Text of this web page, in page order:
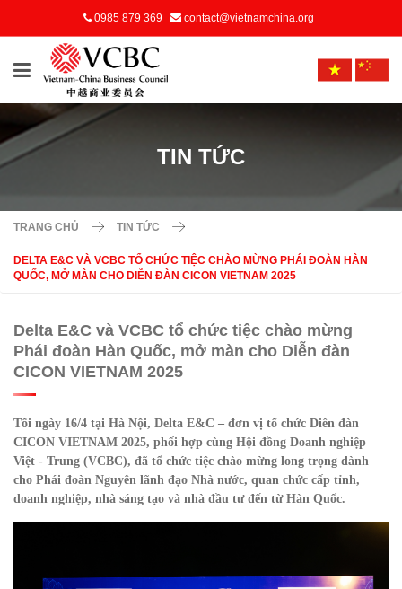
0985 879 369 contact@vietnamchina.org
TIN TỨC
TRANG CHỦ TIN TỨC
DELTA E&C VÀ VCBC TỔ CHỨC TIỆC CHÀO MỪNG PHÁI ĐOÀN HÀN
QUỐC, MỞ MÀN CHO DIỄN ĐÀN CICON VIETNAM 2025
Delta E&C và VCBC tổ chức tiệc chào mừng
Phái đoàn Hàn Quốc, mở màn cho Diễn đàn
CICON VIETNAM 2025
Tối ngày 16/4 tại Hà Nội, Delta E&C – đơn vị tổ chức Diễn đàn
CICON VIETNAM 2025, phối hợp cùng Hội đồng Doanh nghiệp
Việt - Trung (VCBC), đã tổ chức tiệc chào mừng long trọng dành
cho Phái đoàn Nguyên lãnh đạo Nhà nước, quan chức cấp tỉnh,
doanh nghiệp, nhà sáng tạo và nhà đầu tư đến từ Hàn Quốc.